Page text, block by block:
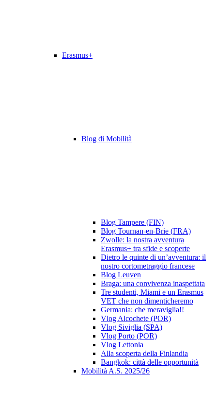
Erasmus+
Blog di Mobilità
Blog Tampere (FIN)
Blog Tournan-en-Brie (FRA)
Zwolle: la nostra avventura
Erasmus+ tra sfide e scoperte
Dietro le quinte di un’avventura: il
nostro cortometraggio francese
Blog Leuven
Braga: una convivenza inaspettata
Tre studenti, Miami e un Erasmus
VET che non dimenticheremo
Germania: che meraviglia!!
Vlog Alcochete (POR)
Vlog Siviglia (SPA)
Vlog Porto (POR)
Vlog Lettonia
Alla scoperta della Finlandia
Bangkok: città delle opportunità
Mobilità A.S. 2025/26